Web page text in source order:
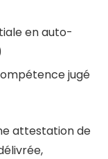
en auto-
jugé
attestation de